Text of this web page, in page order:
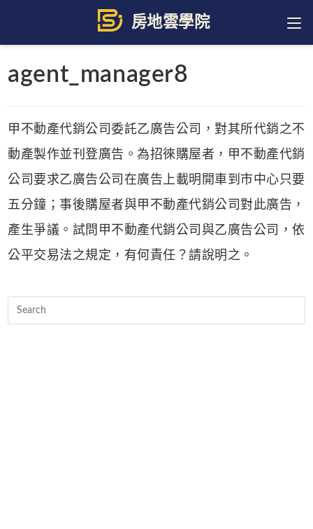
content
agent_manager8
甲不動產代銷公司委託乙廣告公司，對其所代銷之不
動產製作並刊登廣告。為招徠購屋者，甲不動產代銷
公司要求乙廣告公司在廣告上載明開車到市中心只要
五分鐘；事後購屋者與甲不動產代銷公司對此廣告，
產生爭議。試問甲不動產代銷公司與乙廣告公司，依
公平交易法之規定，有何責任？請說明之。